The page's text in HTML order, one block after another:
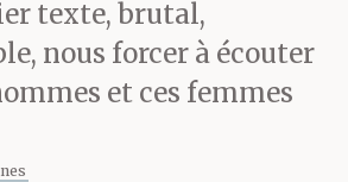
? T’as
d’un
ouvert la
texte, brutal,
nous forcer à écouter
et ces femmes